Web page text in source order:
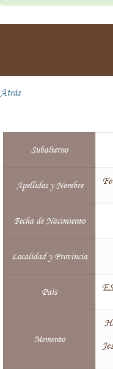
Atrás
Subalterno
Apellidos y Nombre
Fecha de Nacimiento
Localidad y Provincia
País
Memento